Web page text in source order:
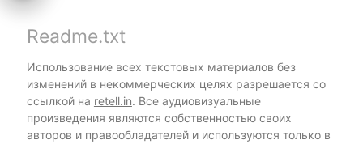
Readme.txt
Использование всех текстовых материалов без
изменений в некоммерческих целях разрешается со
ссылкой на retell.in. Все аудиовизуальные
произведения являются собственностью своих
авторов и правообладателей и используются только в